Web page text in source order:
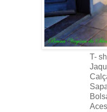
T- shirt: A/
Jaqueta: A/
Calça: TNT
Bolsa: sem
Acessórios: